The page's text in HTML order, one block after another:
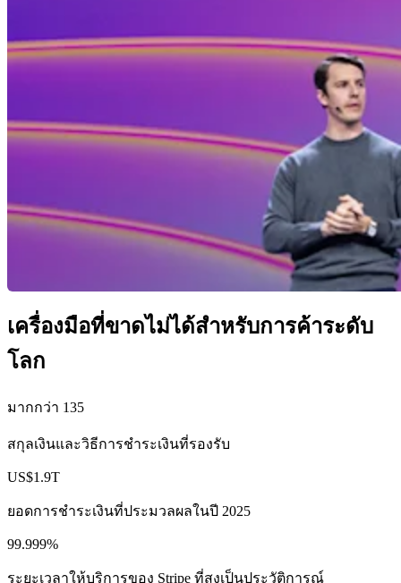
เครื่องมือที่ขาดไม่ได้สำหรับการค้าระดับ
โลก
มากกว่า 135
สกุลเงินและวิธีการชำระเงินที่รองรับ
US$1.9T
ยอดการชำระเงินที่ประมวลผลในปี 2025
99.999%
ระยะเวลาให้บริการของ Stripe ที่สูงเป็นประวัติการณ์